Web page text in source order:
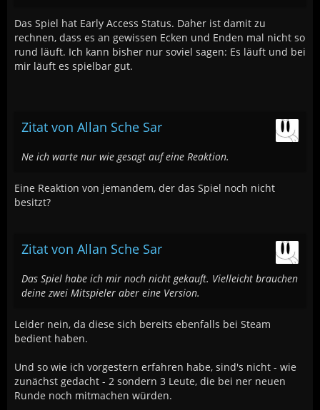
Das Spiel hat Early Access Status. Daher ist damit zu
rechnen, dass es an gewissen Ecken und Enden mal nicht so
rund läuft. Ich kann bisher nur soviel sagen: Es läuft und bei
mir läuft es spielbar gut.
Zitat von Allan Sche Sar
Ne ich warte nur wie gesagt auf eine Reaktion.
Eine Reaktion von jemandem, der das Spiel noch nicht
besitzt?
Zitat von Allan Sche Sar
Das Spiel habe ich mir noch nicht gekauft. Vielleicht brauchen
deine zwei Mitspieler aber eine Version.
Leider nein, da diese sich bereits ebenfalls bei Steam
bedient haben.
Und so wie ich vorgestern erfahren habe, sind's nicht - wie
zunächst gedacht - 2 sondern 3 Leute, die bei ner neuen
Runde noch mitmachen würden.